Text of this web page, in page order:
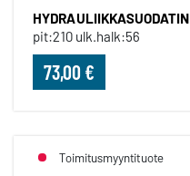
HYDRAULIIKKASUODATIN
pit:210 ulk.halk:56
73,00 €
Toimitusmyyntituote